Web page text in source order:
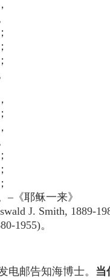
《耶稣一来》
J. Smith, 1889-
1955)。
电邮告知海博士。 当